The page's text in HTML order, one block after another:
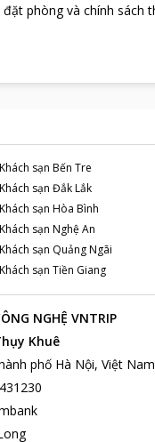
phòng và chính sách
Khách sạn Bến Tre
Khách sạn Đắk Lắk
Khách sạn Hòa Bình
Khách sạn Nghệ An
Khách sạn Quảng Ngãi
Khách sạn Tiền Giang
NGHỆ VNTRIP
Khuê
phố Hà Nội, Việt Nam